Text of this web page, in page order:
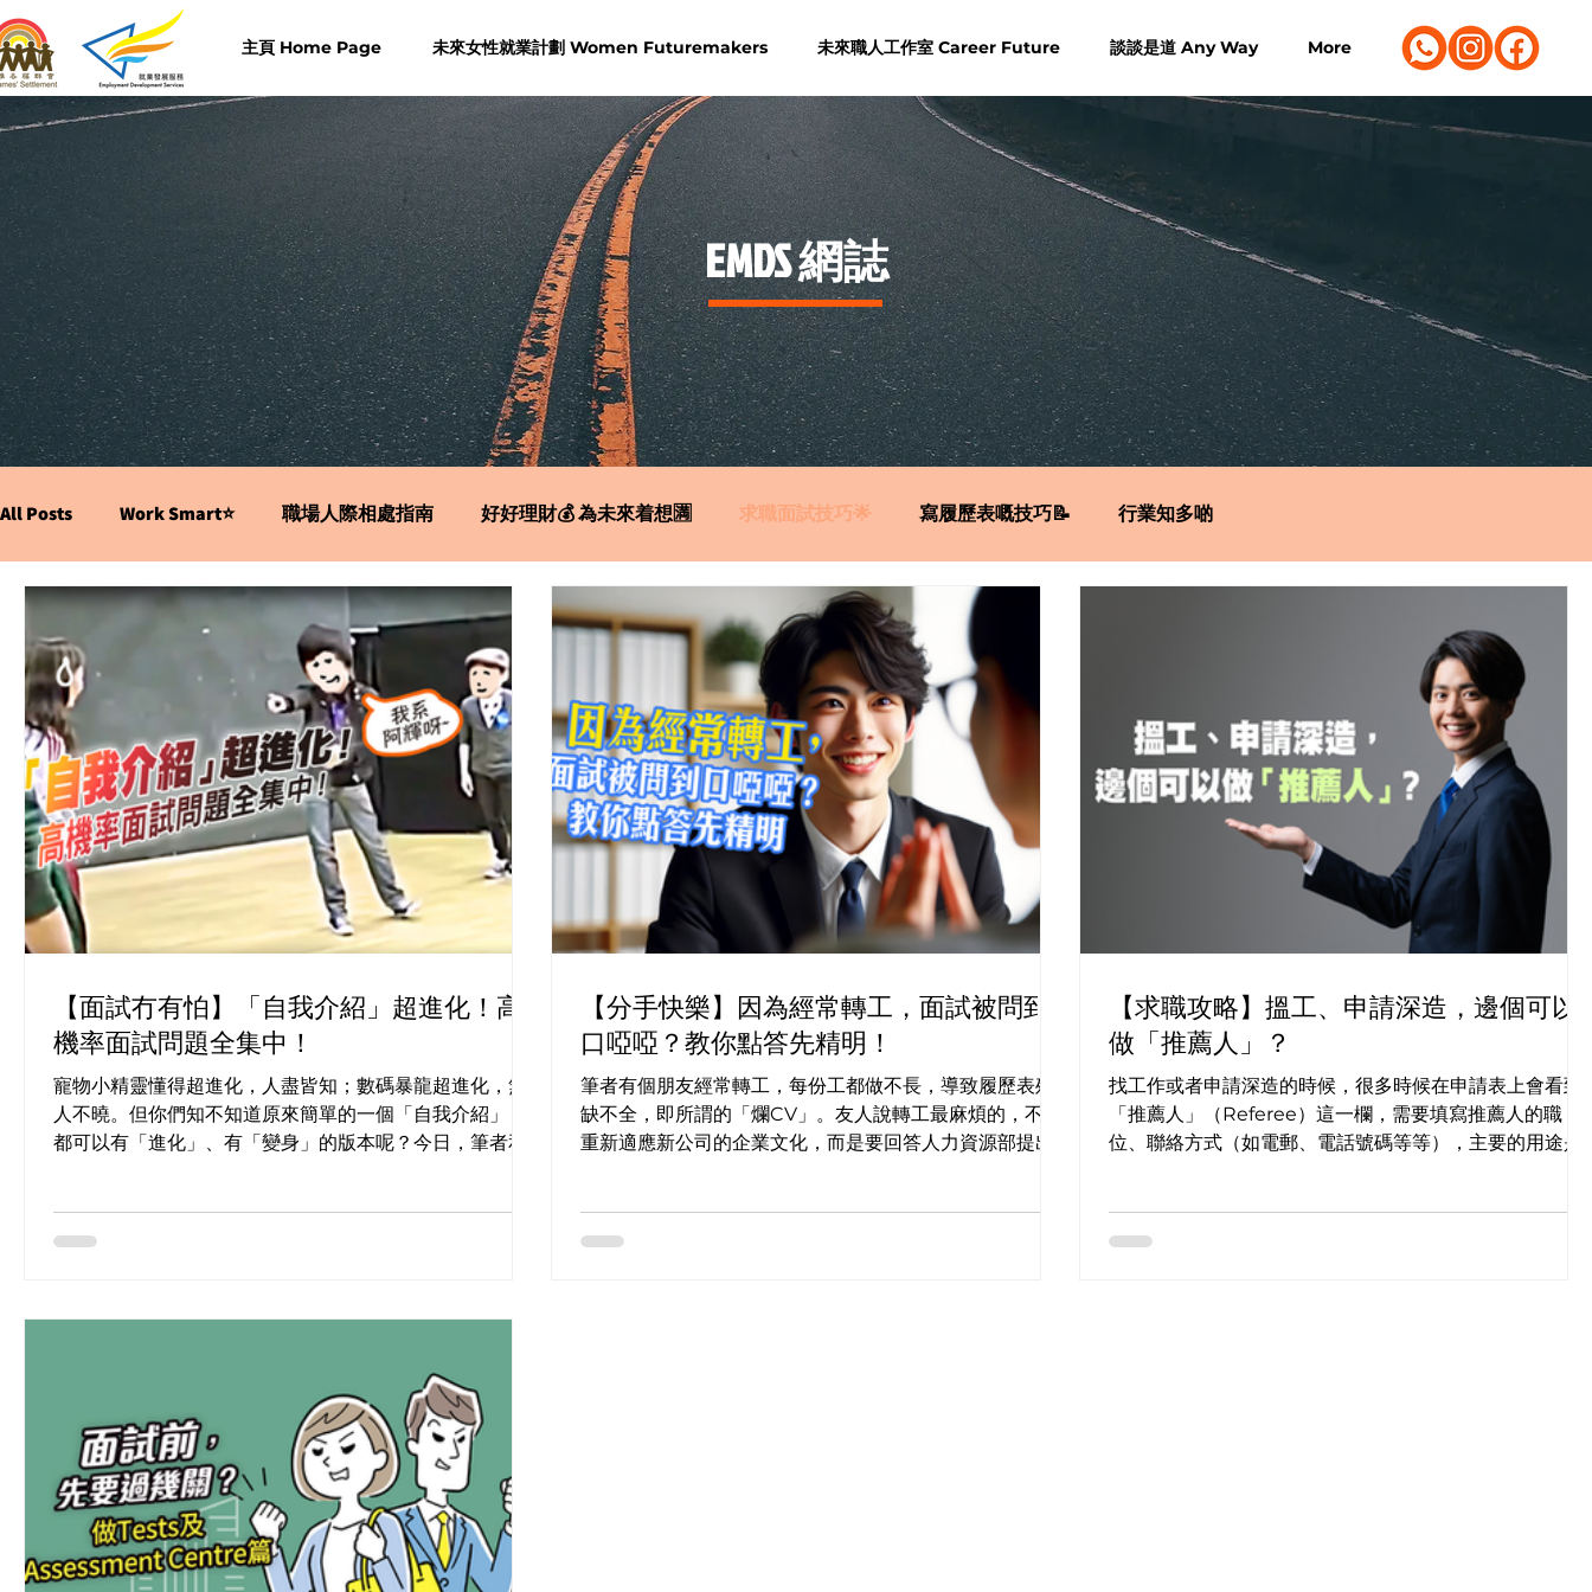
主頁 Home Page 未來女性就業計劃 Women Futuremakers 未來職人工作室 Career Future 談談是道 Any Way More
​EMDS 網誌
All Posts Work Smart⭐️ 職場人際相處指南 好好理財💰 為未來着想🈵 求職面試技巧🌟 寫履歷表嘅技巧📝 行業知多啲
【面試冇有怕】「自我介紹」超進化！高
機率面試問題全集中！
寵物小精靈懂得超進化，人盡皆知；數碼暴龍超進化，無
人不曉。但你們知不知道原來簡單的一個「自我介紹」，
都可以有「進化」、有「變身」的版本呢？今日，筆者和
【分手快樂】因為經常轉工，面試被問到
口啞啞？教你點答先精明！
筆者有個朋友經常轉工，每份工都做不長，導致履歷表殘
缺不全，即所謂的「爛CV」。友人說轉工最麻煩的，不是
重新適應新公司的企業文化，而是要回答人力資源部提出
【求職攻略】搵工、申請深造，邊個可以
做「推薦人」？
找工作或者申請深造的時候，很多時候在申請表上會看到
「推薦人」（Referee）這一欄，需要填寫推薦人的職
位、聯絡方式（如電郵、電話號碼等等），主要的用途是